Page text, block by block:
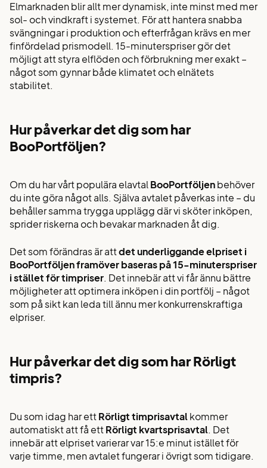
Elmarknaden blir allt mer dynamisk, inte minst med mer
sol- och vindkraft i systemet. För att hantera snabba
svängningar i produktion och efterfrågan krävs en mer
finfördelad prismodell. 15-minuterspriser gör det
möjligt att styra elflöden och förbrukning mer exakt –
något som gynnar både klimatet och elnätets
stabilitet.
Hur påverkar det dig som har
BooPortföljen?
Om du har vårt populära elavtal BooPortföljen behöver
du inte göra något alls. Själva avtalet påverkas inte – du
behåller samma trygga upplägg där vi sköter inköpen,
sprider riskerna och bevakar marknaden åt dig.
Det som förändras är attdet underliggande elpriset i
BooPortföljen framöver baseras på 15-minuterspriser
i stället för timpriser. Det innebär att vi får ännu bättre
möjligheter att optimera inköpen i din portfölj – något
som på sikt kan leda till ännu mer konkurrenskraftiga
elpriser.
Hur påverkar det dig som har Rörligt
timpris?
Du som idag har ett Rörligt timprisavtal kommer
automatiskt att få ett Rörligt kvartsprisavtal. Det
innebär att elpriset varierar var 15:e minut istället för
varje timme, men avtalet fungerar i övrigt som tidigare.